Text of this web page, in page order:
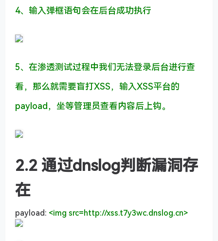
4、输入弹框语句会在后台成功执行
5、在渗透测试过程中我们无法登录后台进行查
看，那么就需要盲打XSS，输入XSS平台的
payload，坐等管理员查看内容后上钩。
2.2 通过dnslog判断漏洞存
在
payload: <img src=http://xss.t7y3wc.dnslog.cn>